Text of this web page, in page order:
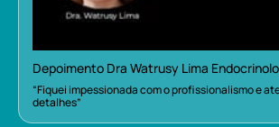
Depoimento Dra Watrusy Lima
“Fiquei impessionada com o profissionalismo e
detalhes”